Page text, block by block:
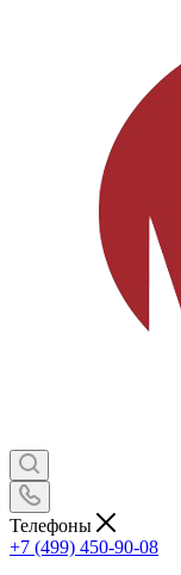
Телефоны
+7 (499) 450-90-08